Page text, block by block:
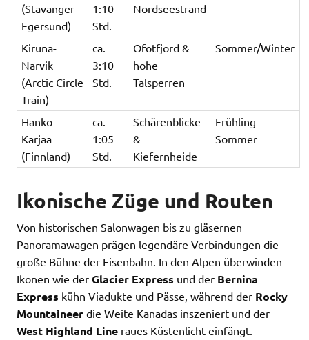
(Stavanger-
Egersund)
1:10
Std.
Nordseestrand
Kiruna-
Narvik
(Arctic Circle
Train)
ca.
3:10
Std.
Ofotfjord &
hohe
Talsperren
Sommer/Winter
Hanko-
Karjaa
(Finnland)
ca.
1:05
Std.
Schärenblicke
&
Kiefernheide
Frühling-
Sommer
Ikonische Züge und Routen
Von historischen Salonwagen bis zu gläsernen
Panoramawagen prägen legendäre Verbindungen die
große Bühne der Eisenbahn. In den Alpen überwinden
Ikonen wie der Glacier Express und der Bernina
Express kühn Viadukte und Pässe, während der Rocky
Mountaineer die Weite Kanadas inszeniert und der
West Highland Line raues Küstenlicht einfängt.